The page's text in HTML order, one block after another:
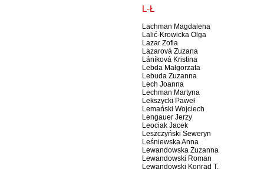
L-Ł
Lachman Magdalena
Lalić-Krowicka Olga
Lazar Zofia
Lazarová Zuzana
Láníková Kristina
Lebda Małgorzata
Lebuda Zuzanna
Lech Joanna
Lechman Martyna
Lekszycki Paweł
Lemański Wojciech
Lengauer Jerzy
Leociak Jacek
Leszczyński Seweryn
Leśniewska Anna
Lewandowska Zuzanna
Lewandowski Roman
Lewandowski Konrad T.